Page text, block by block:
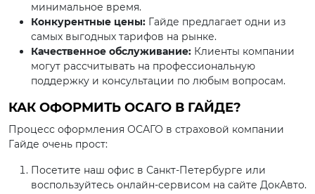
минимальное время.
Конкурентные цены: Гайде предлагает одни из
самых выгодных тарифов на рынке.
Качественное обслуживание: Клиенты компании
могут рассчитывать на профессиональную
поддержку и консультации по любым вопросам.
КАК ОФОРМИТЬ ОСАГО В ГАЙДЕ?
Процесс оформления ОСАГО в страховой компании
Гайде очень прост:
Посетите наш офис в Санкт-Петербурге или
воспользуйтесь онлайн-сервисом на сайте ДокАвто.